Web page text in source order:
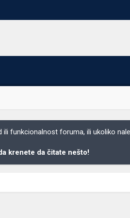
funkcionalnost foruma, ili ukoliko
krenete da čitate nešto!